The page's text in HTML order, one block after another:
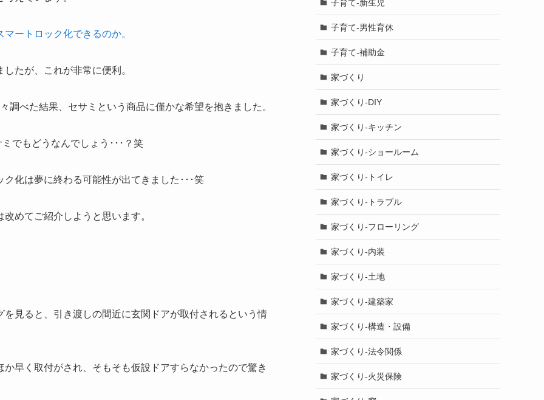
マートロック化できるのか。
たが、これが非常に便利。
調べた結果、セサミという商品に僅かな希望を抱きました。
でもどうなんでしょう･･･？笑
化は夢に終わる可能性が出てきました･･･笑
めてご紹介しようと思います。
見ると、引き渡しの間近に玄関ドアが取付されるという情
早く取付がされ、そもそも仮設ドアすらなかったので驚き
子育て-新生児
子育て-男性育休
子育て-補助金
家づくり
家づくり-DIY
家づくり-キッチン
家づくり-ショールーム
家づくり-トイレ
家づくり-トラブル
家づくり-フローリング
家づくり-内装
家づくり-土地
家づくり-建築家
家づくり-構造・設備
家づくり-法令関係
家づくり-火災保険